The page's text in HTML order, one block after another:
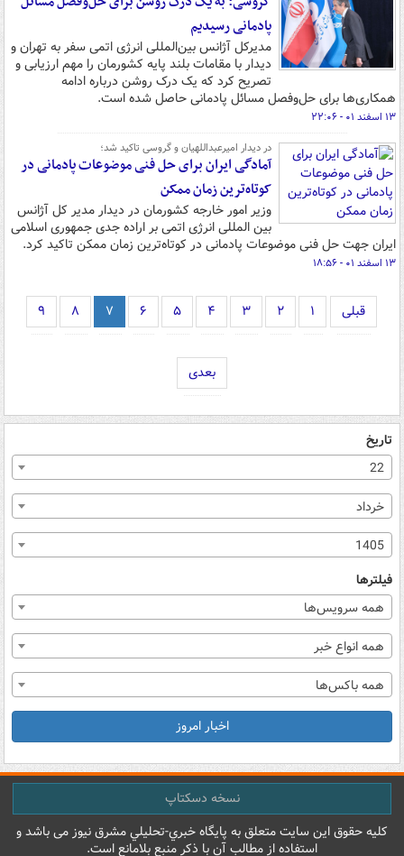
پادمانی رسیدیم
مدیرکل آژانس بین‌المللی انرژی اتمی سفر به تهران و
دیدار با مقامات بلند پایه کشورمان را مهم ارزیابی و
تصریح کرد که یک درک روشن درباره ادامه
همکاری‌ها برای حل‌وفصل مسائل پادمانی حاصل شده است.
۱۳ اسفند ۰۱ - ۲۲:۰۶
در دیدار امیرعبداللهیان و گروسی تاکید شد؛
آمادگی ایران برای حل فنی موضوعات پادمانی در
کوتاه‌ترین زمان ممکن
وزیر امور خارجه کشورمان در دیدار مدیر کل آژانس
بین المللی انرژی اتمی بر اراده جدی جمهوری اسلامی
ایران جهت حل فنی موضوعات پادمانی در کوتاه‌ترین زمان ممکن تاکید کرد.
۱۳ اسفند ۰۱ - ۱۸:۵۶
قبلی ۱ ۲ ۳ ۴ ۵ ۶ ۷ ۸ ۹
بعدی
تاریخ
22
خرداد
1405
فیلترها
همه سرویس‌ها
همه انواع خبر
همه باکس‌ها
اخبار امروز
نسخه دسکتاپ
کليه حقوق اين سايت متعلق به پایگاه خبري-تحليلي مشرق نيوز می باشد و
استفاده از مطالب آن با ذکر منبع بلامانع است.